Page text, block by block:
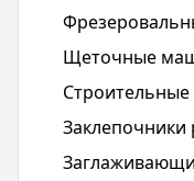
Щеточные
Заклепочники